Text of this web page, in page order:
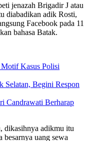
jenazah Brigadir J atau
diabadikan adik Rosti,
Facebook pada 11
bahasa Batak.
Kasus Polisi
Selatan, Begini Respon
Candrawati Berharap
dikasihnya adikmu itu
besarnya uang sewa